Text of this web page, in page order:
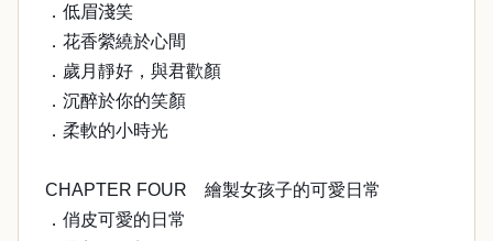
．低眉淺笑
．花香縈繞於心間
．歲月靜好，與君歡顏
．沉醉於你的笑顏
．柔軟的小時光
CHAPTER FOUR 繪製女孩子的可愛日常
．俏皮可愛的日常